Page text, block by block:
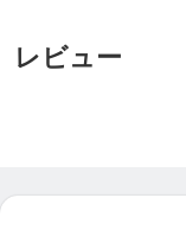
レビュー